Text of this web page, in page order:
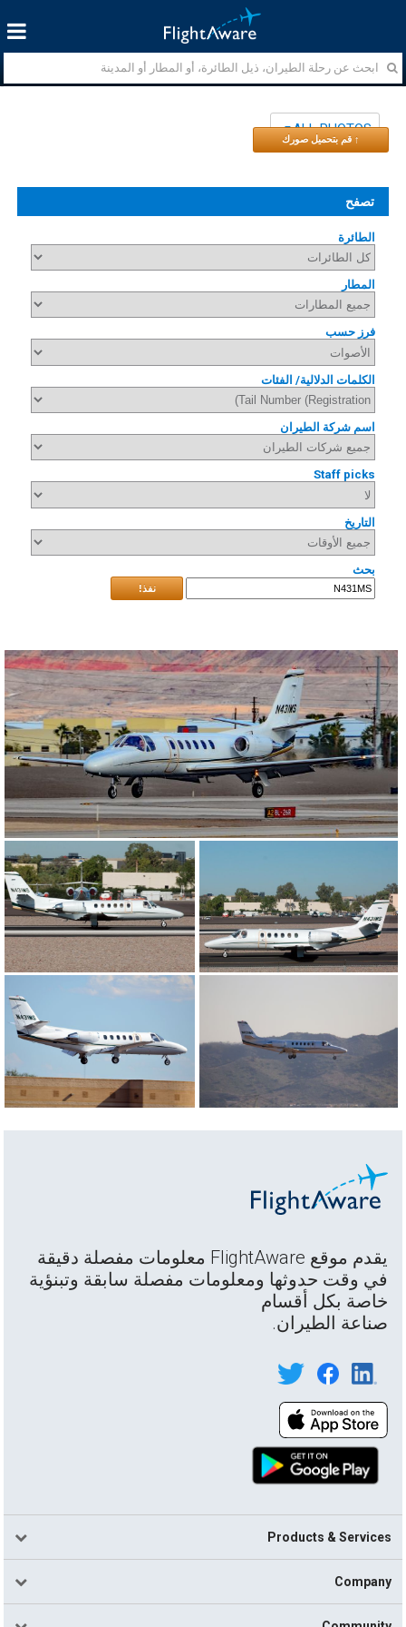
ALL PHOTOS
↑ قم بتحميل صورك
تصفح
الطائرة
المطار
فرز حسب
الكلمات الدلالية/ الفئات
اسم شركة الطيران
Staff picks
التاريخ
بحث
نفذ!
يقدم موقع FlightAware معلومات مفصلة دقيقة
في وقت حدوثها ومعلومات مفصلة سابقة وتبنؤية
خاصة بكل أقسام
صناعة الطيران.
Products & Services
Company